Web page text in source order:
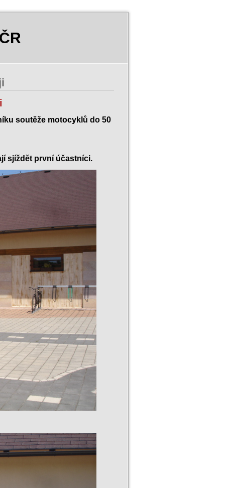
soutěže motocyklů do 50
sjíždět první účastníci.